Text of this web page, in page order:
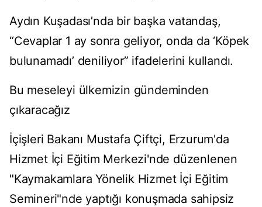
Aydın Kuşadası’nda bir başka vatandaş,
“Cevaplar 1 ay sonra geliyor, onda da ‘Köpek
bulunamadı’ deniliyor” ifadelerini kullandı.
Bu meseleyi ülkemizin gündeminden
çıkaracağız
İçişleri Bakanı Mustafa Çiftçi, Erzurum'da
Hizmet İçi Eğitim Merkezi'nde düzenlenen
"Kaymakamlara Yönelik Hizmet İçi Eğitim
Semineri"nde yaptığı konuşmada sahipsiz